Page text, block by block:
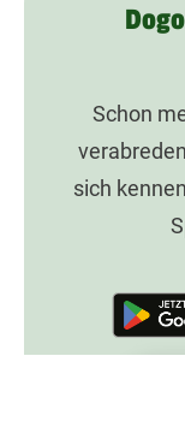
Schon
sich